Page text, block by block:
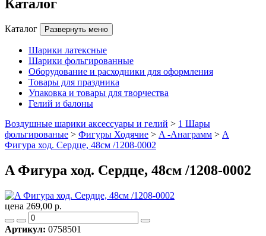
Каталог
Каталог Развернуть меню
Шарики латексные
Шарики фольгированные
Оборудование и расходники для оформления
Товары для праздника
Упаковка и товары для творчества
Гелий и балоны
Воздушные шарики аксессуары и гелий > 1 Шары
фольгированые > Фигуры Ходячие > A -Анаграмм > A
Фигура ход. Сердце, 48см /1208-0002
A Фигура ход. Сердце, 48см /1208-0002
цена 269,00 р.
Артикул: 0758501